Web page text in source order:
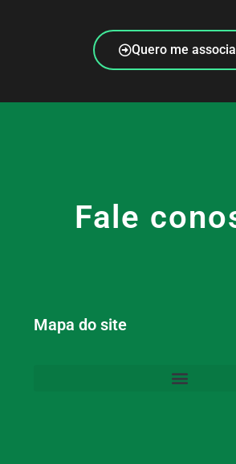
Quero me
Fale
Mapa do site